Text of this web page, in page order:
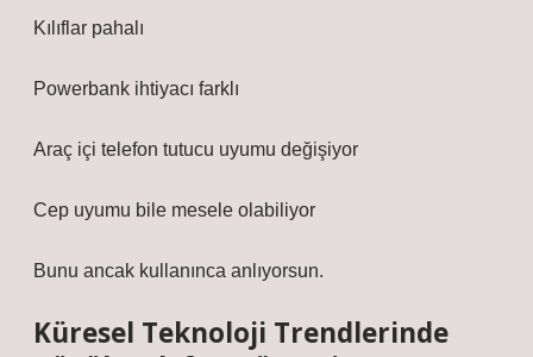
Kılıflar pahalı
Powerbank ihtiyacı farklı
Araç içi telefon tutucu uyumu değişiyor
Cep uyumu bile mesele olabiliyor
Bunu ancak kullanınca anlıyorsun.
Küresel Teknoloji Trendlerinde